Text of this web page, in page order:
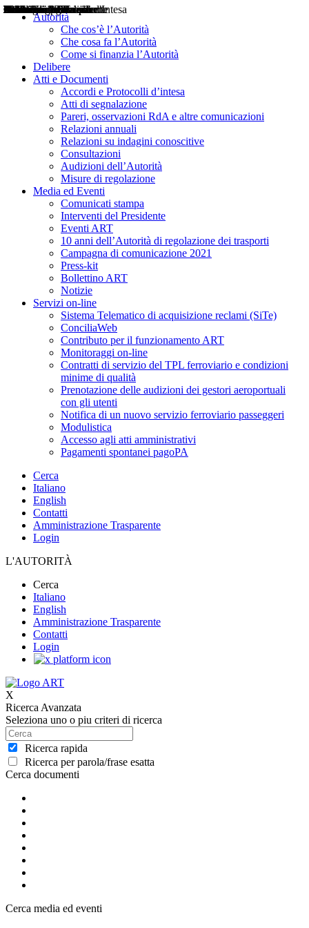
Autorità
Che cos’è l’Autorità
Che cosa fa l’Autorità
Come si finanzia l’Autorità
Delibere
Atti e Documenti
Accordi e Protocolli d’intesa
Atti di segnalazione
Pareri, osservazioni RdA e altre comunicazioni
Relazioni annuali
Relazioni su indagini conoscitive
Consultazioni
Audizioni dell’Autorità
Misure di regolazione
Media ed Eventi
Comunicati stampa
Interventi del Presidente
Eventi ART
10 anni dell’Autorità di regolazione dei trasporti
Campagna di comunicazione 2021
Press-kit
Bollettino ART
Notizie
Servizi on-line
Sistema Telematico di acquisizione reclami (SiTe)
ConciliaWeb
Contributo per il funzionamento ART
Monitoraggi on-line
Contratti di servizio del TPL ferroviario e condizioni
minime di qualità
Prenotazione delle audizioni dei gestori aeroportuali
con gli utenti
Notifica di un nuovo servizio ferroviario passeggeri
Modulistica
Accesso agli atti amministrativi
Pagamenti spontanei pagoPA
Cerca
Italiano
English
Contatti
Amministrazione Trasparente
Login
L'AUTORITÀ
Cerca
Italiano
English
Amministrazione Trasparente
Contatti
Login
X
Ricerca Avanzata
Seleziona uno o piu criteri di ricerca
Ricerca rapida
Ricerca per parola/frase esatta
Cerca documenti
Delibere
Pareri
Consultazioni
Audizioni
Atti di Segnalazione
Accordi e Protocolli d'Intesa
Relazioni annuali
Misure di regolazione
Cerca media ed eventi
Notizie
Comunicati Stampa
Bollettini ART
Convegni ART
Interviste del Presidente
Articoli in primo piano
Interventi del Presidente
2004
2005
2010
2013
2014
2015
2016
2017
2018
2019
202
2020
2021
2022
2023
2024
2025
2026
Aereo
Marittimo
Terrestre